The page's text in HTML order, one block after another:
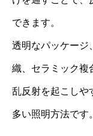
できます。
透明なパッケージ
織、セラミック複
乱反射を起こしや
多い照明方法です。